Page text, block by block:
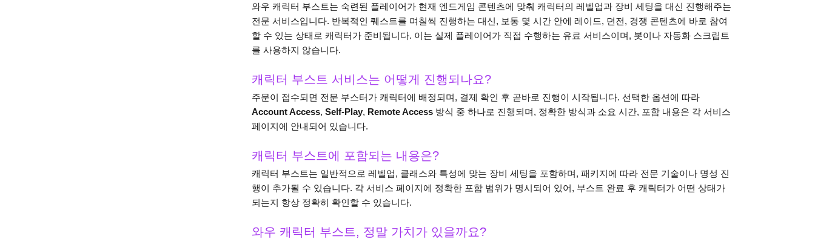
와우 캐릭터 부스트는 숙련된 플레이어가 현재 엔드게임 콘텐츠에 맞춰 캐릭터의 레벨업과 장비 세팅을 대신 진행해주는
전문 서비스입니다. 반복적인 퀘스트를 며칠씩 진행하는 대신, 보통 몇 시간 안에 레이드, 던전, 경쟁 콘텐츠에 바로 참여
할 수 있는 상태로 캐릭터가 준비됩니다. 이는 실제 플레이어가 직접 수행하는 유료 서비스이며, 봇이나 자동화 스크립트
를 사용하지 않습니다.
캐릭터 부스트 서비스는 어떻게 진행되나요?
주문이 접수되면 전문 부스터가 캐릭터에 배정되며, 결제 확인 후 곧바로 진행이 시작됩니다. 선택한 옵션에 따라
Account Access, Self-Play, Remote Access 방식 중 하나로 진행되며, 정확한 방식과 소요 시간, 포함 내용은 각 서비스
페이지에 안내되어 있습니다.
캐릭터 부스트에 포함되는 내용은?
캐릭터 부스트는 일반적으로 레벨업, 클래스와 특성에 맞는 장비 세팅을 포함하며, 패키지에 따라 전문 기술이나 명성 진
행이 추가될 수 있습니다. 각 서비스 페이지에 정확한 포함 범위가 명시되어 있어, 부스트 완료 후 캐릭터가 어떤 상태가
되는지 항상 정확히 확인할 수 있습니다.
와우 캐릭터 부스트, 정말 가치가 있을까요?